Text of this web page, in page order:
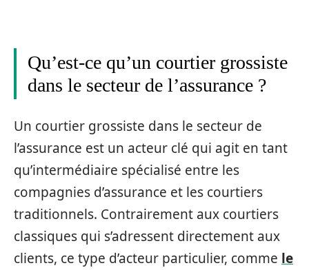
Qu’est-ce qu’un courtier grossiste
dans le secteur de l’assurance ?
Un courtier grossiste dans le secteur de
l’assurance est un acteur clé qui agit en tant
qu’intermédiaire spécialisé entre les
compagnies d’assurance et les courtiers
traditionnels. Contrairement aux courtiers
classiques qui s’adressent directement aux
clients, ce type d’acteur particulier, comme le